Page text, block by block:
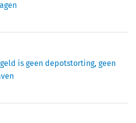
is geen depotstorting, geen